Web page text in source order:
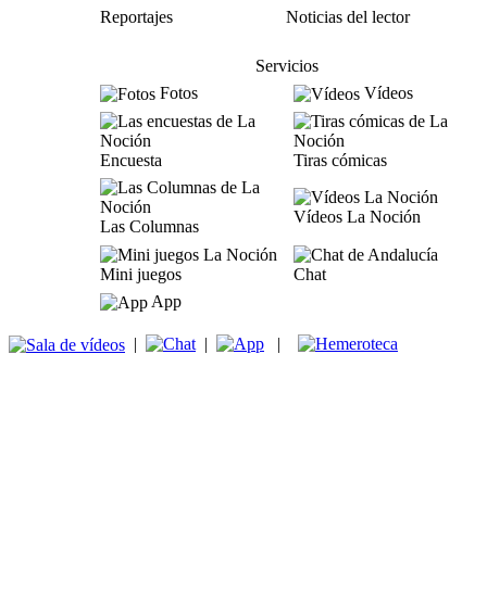
Reportajes
Noticias del lector
Servicios
Fotos
Vídeos
Encuesta Tiras cómicas
Las Columnas
Vídeos La Noción
Mini juegos
Chat
App
| | |